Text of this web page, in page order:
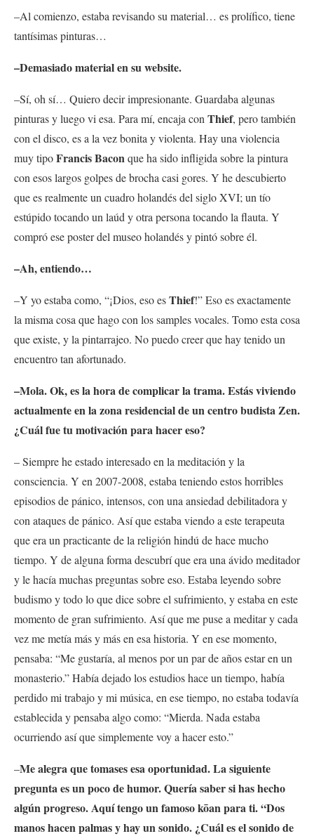
–Al comienzo, estaba revisando su material… es prolífico, tiene
tantísimas pinturas…
–Demasiado material en su website.
–Sí, oh sí… Quiero decir impresionante. Guardaba algunas
pinturas y luego vi esa. Para mí, encaja con Thief, pero también
con el disco, es a la vez bonita y violenta. Hay una violencia
muy tipoFrancis Baconque ha sido infligida sobre la pintura
con esos largos golpes de brocha casi gores. Y he descubierto
que es realmente un cuadro holandés del siglo XVI; un tío
estúpido tocando un laúd y otra persona tocando la flauta. Y
compró ese poster del museo holandés y pintó sobre él.
–Ah, entiendo…
–Y yo estaba como, “¡Dios, eso esThief!” Eso es exactamente
la misma cosa que hago con los samples vocales. Tomo esta cosa
que existe, y la pintarrajeo. No puedo creer que hay tenido un
encuentro tan afortunado.
–Mola. Ok, es la hora de complicar la trama. Estás viviendo
actualmente en la zona residencial de un centro budista Zen.
¿Cuál fue tu motivación para hacer eso?
– Siempre he estado interesado en la meditación y la
consciencia. Y en 2007-2008, estaba teniendo estos horribles
episodios de pánico, intensos, con una ansiedad debilitadora y
con ataques de pánico. Así que estaba viendo a este terapeuta
que era un practicante de la religión hindú de hace mucho
tiempo. Y de alguna forma descubrí que era una ávido meditador
y le hacía muchas preguntas sobre eso. Estaba leyendo sobre
budismo y todo lo que dice sobre el sufrimiento, y estaba en este
momento de gran sufrimiento. Así que me puse a meditar y cada
vez me metía más y más en esa historia. Y en ese momento,
pensaba: “Me gustaría, al menos por un par de años estar en un
monasterio.” Había dejado los estudios hace un tiempo, había
perdido mi trabajo y mi música, en ese tiempo, no estaba todavía
establecida y pensaba algo como: “Mierda. Nada estaba
ocurriendo así que simplemente voy a hacer esto.”
–Me alegra que tomases esa oportunidad. La siguiente
pregunta es un poco de humor. Quería saber si has hecho
algún progreso. Aquí tengo un famoso kōan para ti. “Dos
manos hacen palmas y hay un sonido. ¿Cuál es el sonido de